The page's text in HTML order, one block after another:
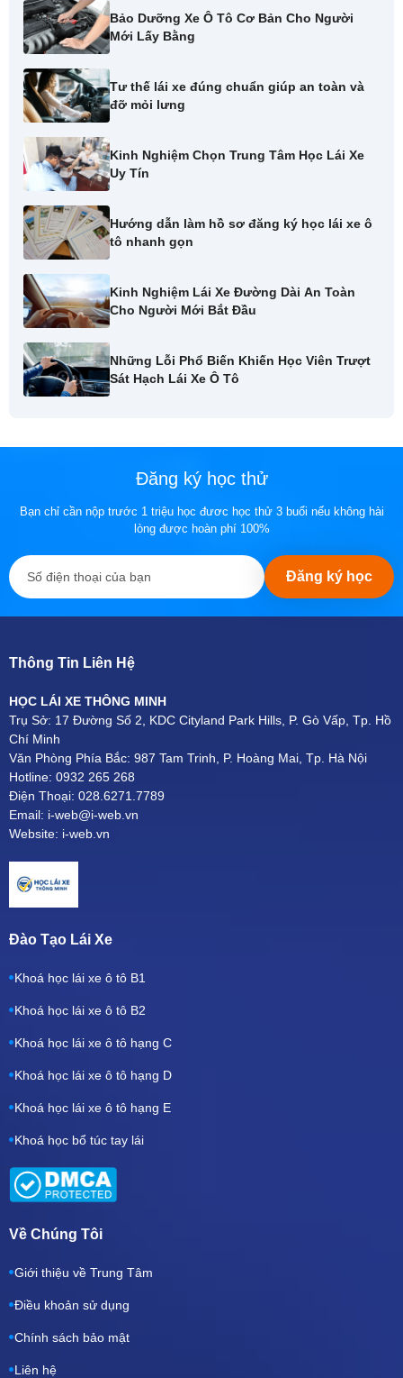
Bảo Dưỡng Xe Ô Tô Cơ Bản Cho Người
Mới Lấy Bằng
Tư thế lái xe đúng chuẩn giúp an toàn và
đỡ mỏi lưng
Kinh Nghiệm Chọn Trung Tâm Học Lái Xe
Uy Tín
Hướng dẫn làm hồ sơ đăng ký học lái xe ô
tô nhanh gọn
Kinh Nghiệm Lái Xe Đường Dài An Toàn
Cho Người Mới Bắt Đầu
Những Lỗi Phổ Biến Khiến Học Viên Trượt
Sát Hạch Lái Xe Ô Tô
Đăng ký học thử
Bạn chỉ cần nộp trước 1 triệu học đươc học thử 3 buổi nếu không hài
lòng được hoàn phí 100%
Đăng ký học
Thông Tin Liên Hệ
HỌC LÁI XE THÔNG MINH
Trụ Sở: 17 Đường Số 2, KDC Cityland Park Hills, P. Gò Vấp, Tp. Hồ
Chí Minh
Văn Phòng Phía Bắc: 987 Tam Trinh, P. Hoàng Mai, Tp. Hà Nội
Hotline: 0932 265 268
Điện Thoại: 028.6271.7789
Email: i-web@i-web.vn
Website: i-web.vn
Đào Tạo Lái Xe
Khoá học lái xe ô tô B1
Khoá học lái xe ô tô B2
Khoá học lái xe ô tô hạng C
Khoá học lái xe ô tô hạng D
Khoá học lái xe ô tô hạng E
Khoá học bổ túc tay lái
Về Chúng Tôi
Giới thiệu về Trung Tâm
Điều khoản sử dụng
Chính sách bảo mật
Liên hệ